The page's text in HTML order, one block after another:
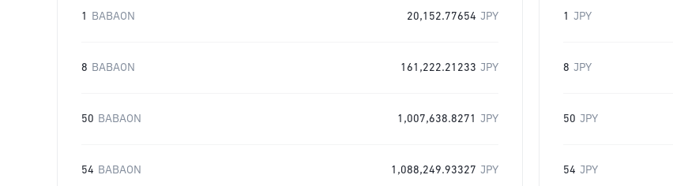
1 BABAON 20,152.77654 JPY
8 BABAON 161,222.21233 JPY
50 BABAON 1,007,638.8271 JPY
54 BABAON 1,088,249.93327 JPY
1 JPY
8 JPY
50 JPY
54 JPY